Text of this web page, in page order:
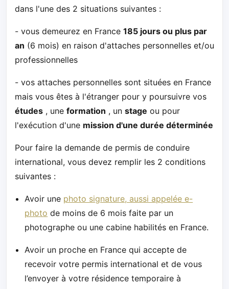
dans l'une des 2 situations suivantes :
- vous demeurez en France 185 jours ou plus par
an (6 mois) en raison d'attaches personnelles et/ou
professionnelles
- vos attaches personnelles sont situées en France
mais vous êtes à l'étranger pour y poursuivre vos
études , une formation , un stage ou pour
l'exécution d'une mission d'une durée déterminée
Pour faire la demande de permis de conduire
international, vous devez remplir les 2 conditions
suivantes :
Avoir une photo signature, aussi appelée e-
photo de moins de 6 mois faite par un
photographe ou une cabine habilités en France.
Avoir un proche en France qui accepte de
recevoir votre permis international et de vous
l’envoyer à votre résidence temporaire à